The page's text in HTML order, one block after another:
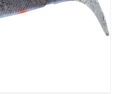
kombinace
bočních „ploutví“